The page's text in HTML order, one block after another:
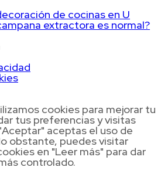
de cocinas en U
extractora es normal?
cookies para mejorar tu
tus preferencias y visitas
aceptas el uso de
obstante, puedes visitar
en "Leer más" para dar
controlado.